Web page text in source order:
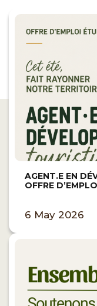
AGENT.E EN
OFFRE
6 May 2026